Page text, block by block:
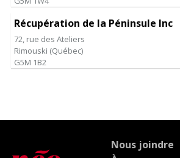
Récupération de la Péninsule Inc
72, rue des Ateliers
Rimouski (Québec)
G5M 1B2
Nous joindre